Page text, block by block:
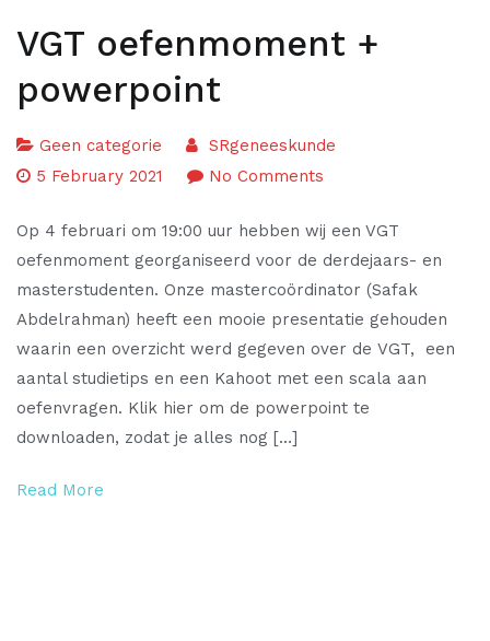
VGT oefenmoment +
powerpoint
Geen categorie
SRgeneeskunde
5 February 2021
No Commentson
oefenmoment
+
powerpoint
Op 4 februari om 19:00 uur hebben wij een VGT
oefenmoment georganiseerd voor de derdejaars- en
masterstudenten. Onze mastercoördinator (Safak
Abdelrahman) heeft een mooie presentatie gehouden
waarin een overzicht werd gegeven over de VGT, een
aantal studietips en een Kahoot met een scala aan
oefenvragen. Klik hier om de powerpoint te
downloaden, zodat je alles nog […]
Read More